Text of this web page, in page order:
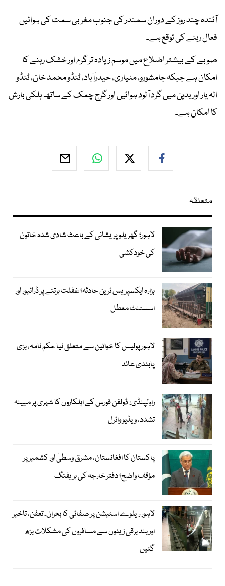
آئندہ چند روز کے دوران سمندر کی جنوب مغربی سمت کی ہوائیں
فعال رہنے کی توقع ہے۔
صوبے کے بیشتر اضلاع میں موسم زیادہ تر گرم اور خشک رہنے کا
امکان ہے جبکہ جامشورو، مٹیاری، حیدرآباد، ٹنڈو محمد خان، ٹنڈو
الہ یار اور بدین میں گرد آلود ہوائیں اور گرج چمک کے ساتھ ہلکی بارش
کا امکان ہے۔
متعلقہ
لاہور؛ گھریلو پریشانی کے باعث شادی شدہ خاتون
کی خودکشی
ہزارہ ایکسپریس ٹرین حادثہ؛ غفلت برتنے پر ڈرائیور اور
اسسٹنٹ معطل
لاہور پولیس کا خواتین سے متعلق نیا حکم نامہ، بڑی
پابندی عائد
راولپنڈی: ڈولفن فورس کے اہلکاروں کا شہری پر مبینہ
تشدد، ویڈیو وائرل
پاکستان کا افغانستان، مشرق وسطیٰ اور کشمیر پر
مؤقف واضح؛ دفتر خارجہ کی بریفنگ
لاہور ریلوے اسٹیشن پر صفائی کا بحران، تعفن، تاخیر
اور بند برقی زینوں سے مسافروں کی مشکلات بڑھ
گئیں